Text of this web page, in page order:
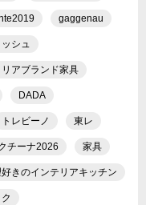
gaggenau
シュ
リアブランド家具
DADA
トレビーノ 東レ
チーナ2026 家具
きのインテリアキッチン